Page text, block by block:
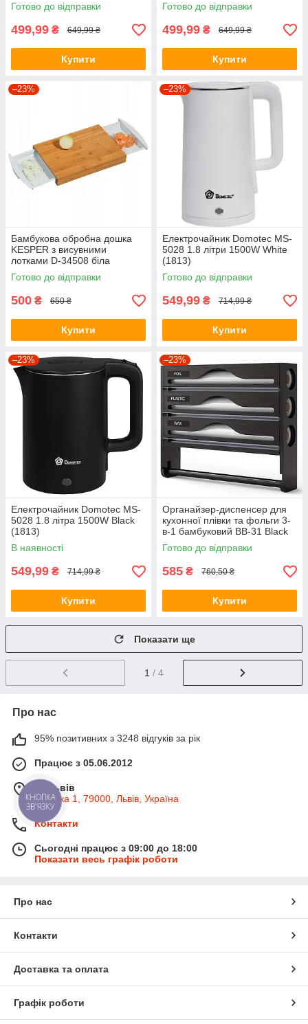
Готово до відправки
499,99 ₴ 649,99 ₴
Купити
Готово до відправки
499,99 ₴ 649,99 ₴
Купити
–23%
Бамбукова обробна дошка
KESPER з висувними
лотками D-34508 біла
Готово до відправки
500 ₴ 650 ₴
Купити
–23%
Електрочайник Domotec MS-
5028 1.8 літри 1500W White
(1813)
Готово до відправки
549,99 ₴ 714,99 ₴
Купити
–23%
Електрочайник Domotec MS-
5028 1.8 літра 1500W Black
(1813)
В наявності
549,99 ₴ 714,99 ₴
Купити
–23%
Органайзер-диспенсер для
кухонної плівки та фольги 3-
в-1 бамбуковий BB-31 Black
Готово до відправки
585 ₴ 760,50 ₴
Купити
Показати ще
1 / 4
Про нас
95% позитивних з 3248 відгуків за рік
Працює з 05.06.2012
м. Львів
Широка 1, 79000, Львів, Україна
Контакти
Сьогодні працює з 09:00 до 18:00
Показати весь графік роботи
Про нас
Контакти
Доставка та оплата
Графік роботи
КНОПКА
ЗВ'ЯЗКУ